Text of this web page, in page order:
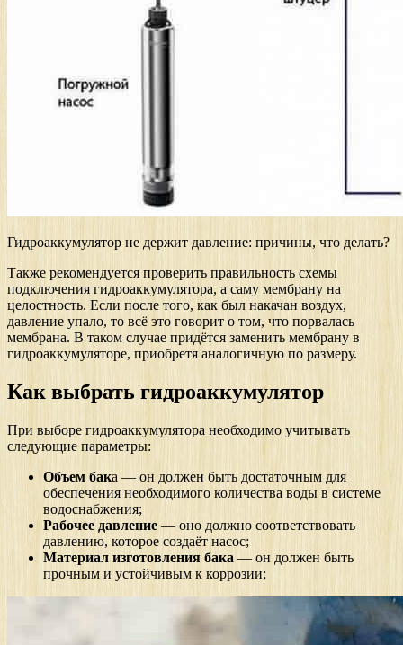
Гидроаккумулятор не держит давление: причины, что делать?
Также рекомендуется проверить правильность схемы
подключения гидроаккумулятора, а саму мембрану на
целостность. Если после того, как был накачан воздух,
давление упало, то всё это говорит о том, что порвалась
мембрана. В таком случае придётся заменить мембрану в
гидроаккумуляторе, приобретя аналогичную по размеру.
Как выбрать гидроаккумулятор
При выборе гидроаккумулятора необходимо учитывать
следующие параметры:
Объем бака — он должен быть достаточным для
обеспечения необходимого количества воды в системе
водоснабжения;
Рабочее давление— оно должно соответствовать
давлению, которое создаёт насос;
Материал изготовления бака — он должен быть
прочным и устойчивым к коррозии;